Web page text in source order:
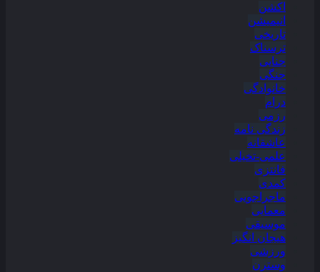
اکشن
انیمیشن
تاریخی
ترسناک
جنایی
جنگی
خانوادگی
درام
رزمی
زندگی نامه
عاشقانه
علمی-تخیلی
فانتزی
کمدی
ماجراجویی
معمایی
موسیقی
هیجان انگیز
ورزشی
وسترن